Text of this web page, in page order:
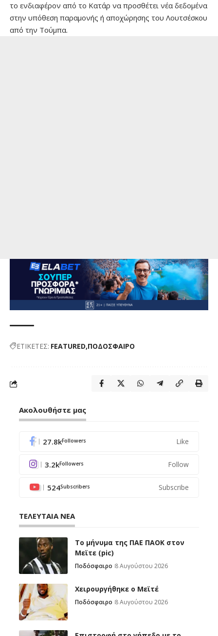
το ενδιαφέρον από το Κατάρ να προσθέτει νέα δεδομένα
στην υπόθεση παραμονής ή αποχώρησης του Λουτσέσκου
από την Τούμπα.
ΕΤΙΚΕΤΕΣ: FEATURED ΠΟΔΟΣΦΑΙΡΟ
Ακολουθήστε μας
27.8kFollowers Like
3.2kFollowers Follow
524Subscribers Subscribe
ΤΕΛΕΥΤΑΙΑ ΝΕΑ
Το μήνυμα της ΠΑΕ ΠΑΟΚ στον
Μεϊτε (pic)
Ποδόσφαιρο 8 Αυγούστου 2026
Χειρουργήθηκε ο Μεϊτέ
Ποδόσφαιρο 8 Αυγούστου 2026